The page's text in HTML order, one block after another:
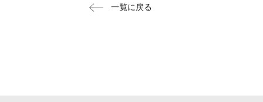
一覧に戻る